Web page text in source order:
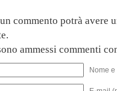
commento potrà avere
ammessi commenti
Nome